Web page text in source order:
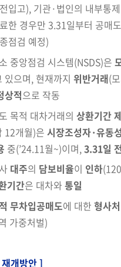
입고), 기관·법인의 내부통
한 경우만 3.31일부터 공매
점검 예정)
중앙점검 시스템(NSDS)은
있으며, 현재까지 위반거래(
상적으로 작동
목적 대차거래의 상환기간
12개월)은 시장조성자·유동
중(’24.11월~)이며, 3.31일
대주의 담보비율이 인하
기간은 대차와 통일
무차입공매도에 대한 형사
가중처벌)
개방안 ]